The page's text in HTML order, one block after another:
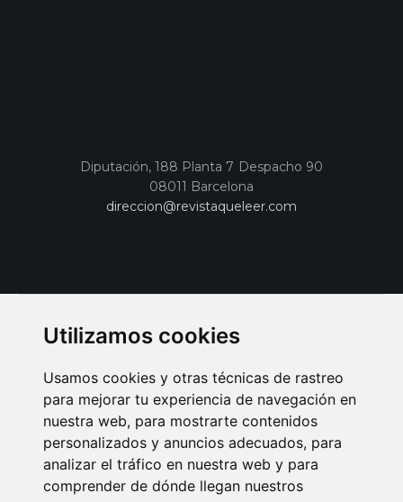
Utilizamos cookies
Usamos cookies y otras técnicas de rastreo
para mejorar tu experiencia de navegación en
nuestra web, para mostrarte contenidos
personalizados y anuncios adecuados, para
analizar el tráfico en nuestra web y para
comprender de dónde llegan nuestros
Diputación, 188 Planta 7 Despacho 90
08011 Barcelona
direccion@revistaqueleer.com
AVISO LEGAL POLITICA DE COOKIES
POLITICA DE PRIVACIDAD
PUBLICIDAD EN LA REVISTA QUÉ LEER
SORTEO-PREESTRENOS